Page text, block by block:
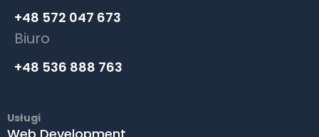
+48 572 047 673
Biuro
+48 536 888 763
Usługi